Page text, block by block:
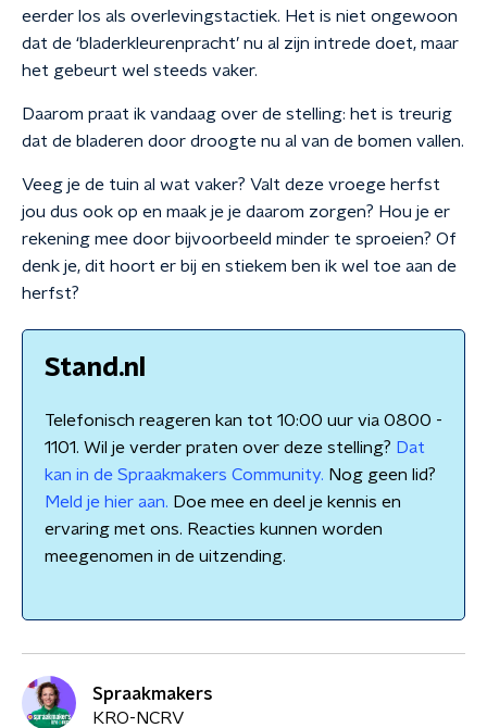
eerder los als overlevingstactiek. Het is niet ongewoon
dat de ‘bladerkleurenpracht’ nu al zijn intrede doet, maar
het gebeurt wel steeds vaker.
Daarom praat ik vandaag over de stelling: het is treurig
dat de bladeren door droogte nu al van de bomen vallen.
Veeg je de tuin al wat vaker? Valt deze vroege herfst
jou dus ook op en maak je je daarom zorgen? Hou je er
rekening mee door bijvoorbeeld minder te sproeien? Of
denk je, dit hoort er bij en stiekem ben ik wel toe aan de
herfst?
Stand.nl
Telefonisch reageren kan tot 10:00 uur via 0800 -
1101. Wil je verder praten over deze stelling? Dat
kan in de Spraakmakers Community. Nog geen lid?
Meld je hier aan. Doe mee en deel je kennis en
ervaring met ons. Reacties kunnen worden
meegenomen in de uitzending.
Spraakmakers
KRO-NCRV